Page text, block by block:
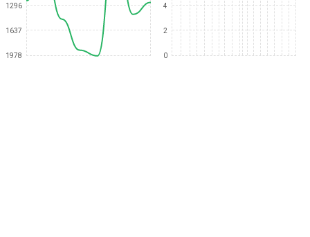
1296
1637
1978
4
2
0